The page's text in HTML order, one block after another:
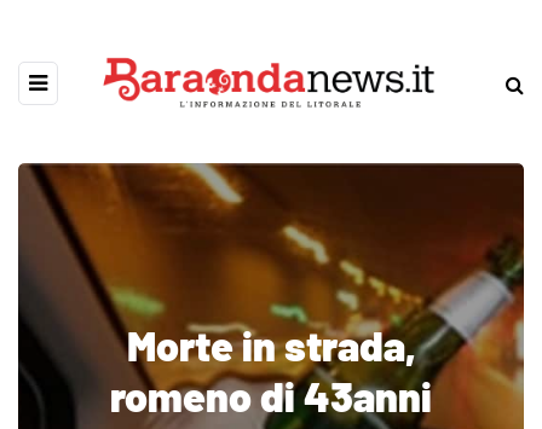
Morte in strada,
romeno di 43anni